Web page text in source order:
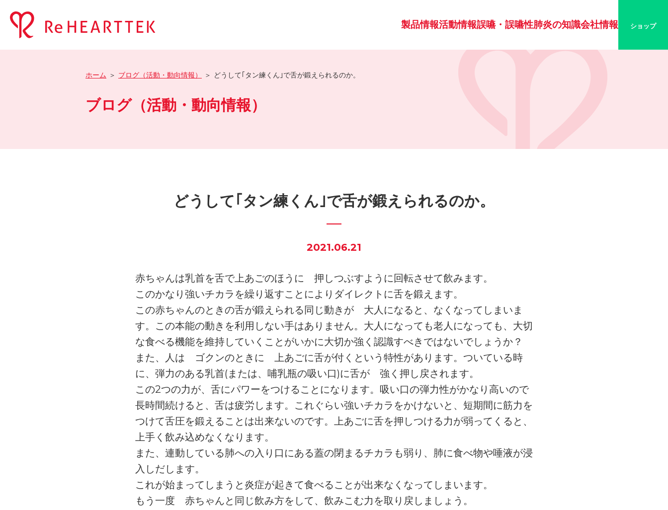
製品情報活動情報誤嚥・誤嚥性肺炎の知識会社情報 ショップ
ホーム ブログ（活動・動向情報） どうして｢タン練くん｣で舌が鍛えられるのか。
ブログ（活動・動向情報）
どうして｢タン練くん｣で舌が鍛えられるのか。
2021.06.21
赤ちゃんは乳首を舌で上あごのほうに 押しつぶすように回転させて飲みます。
このかなり強いチカラを繰り返すことによりダイレクトに舌を鍛えます。
この赤ちゃんのときの舌が鍛えられる同じ動きが 大人になると、なくなってしまいま
す。この本能の動きを利用しない手はありません。大人になっても老人になっても、大切
な食べる機能を維持していくことがいかに大切か強く認識すべきではないでしょうか？
また、人は ゴクンのときに 上あごに舌が付くという特性があります。ついている時
に、弾力のある乳首(または、哺乳瓶の吸い口)に舌が 強く押し戻されます。
この2つの力が、舌にパワーをつけることになります。吸い口の弾力性がかなり高いので
長時間続けると、舌は疲労します。これぐらい強いチカラをかけないと、短期間に筋力を
つけて舌圧を鍛えることは出来ないのです。上あごに舌を押しつける力が弱ってくると、
上手く飲み込めなくなります。
また、連動している肺への入り口にある蓋の閉まるチカラも弱り、肺に食べ物や唾液が浸
入しだします。
これが始まってしまうと炎症が起きて食べることが出来なくなってしまいます。
もう一度 赤ちゃんと同じ飲み方をして、飲みこむ力を取り戻しましょう。